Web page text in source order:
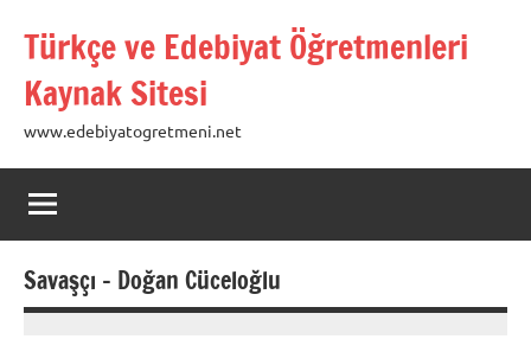
Türkçe ve Edebiyat Öğretmenleri
Kaynak Sitesi
www.edebiyatogretmeni.net
Savaşçı – Doğan Cüceloğlu